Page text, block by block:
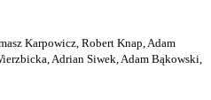
Karpowicz, Robert Knap, Adam
Adrian Siwek, Adam Bąkowski,